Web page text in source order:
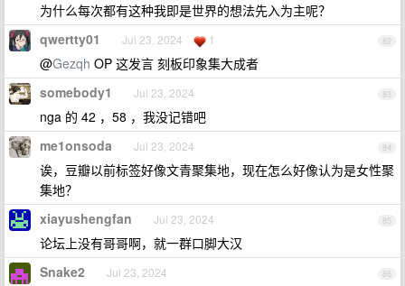
为什么每次都有这种我即是世界的想法先入为主呢？
82
qwertty01 Jul 23, 2024 1
@Gezqh OP 这发言 刻板印象集大成者
83
somebody1 Jul 23, 2024
nga 的 42 ，58 ，我没记错吧
84
me1onsoda Jul 23, 2024
诶，豆瓣以前标签好像文青聚集地，现在怎么好像认为是女性聚
集地？
85
xiayushengfan Jul 23, 2024
论坛上没有哥哥啊，就一群口脚大汉
86
Snake2 Jul 23, 2024